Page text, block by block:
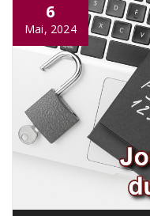
6
Mai, 2024